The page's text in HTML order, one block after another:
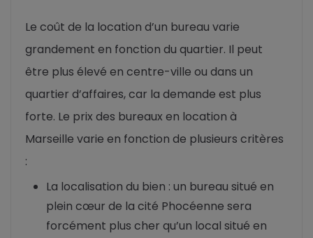
Le coût de la location d’un bureau varie
grandement en fonction du quartier. Il peut
être plus élevé en centre-ville ou dans un
quartier d’affaires, car la demande est plus
forte. Le prix des bureaux en location à
Marseille varie en fonction de plusieurs critères
:
La localisation du bien : un bureau situé en
plein cœur de la cité Phocéenne sera
forcément plus cher qu’un local situé en